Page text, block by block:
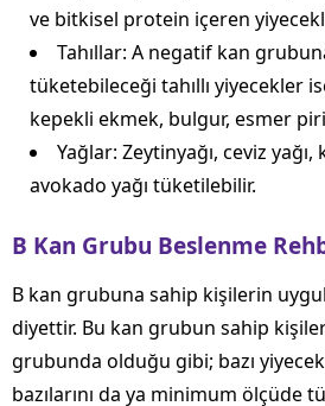
ve bitkisel protein içeren
Tahıllar: A negatif kan
tüketebileceği tahıllı yiyecekler
kepekli ekmek, bulgur, esmer
Yağlar: Zeytinyağı, ceviz
avokado yağı tüketilebilir.
B Kan Grubu Beslenme
B kan grubuna sahip kişilerin
diyettir. Bu kan grubun sahip
grubunda olduğu gibi; bazı
bazılarını da ya minimum ölçüde